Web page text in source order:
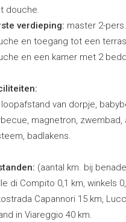
douche.
verdieping: master 2-
en toegang tot een
en een kamer met 2
loopafstand van dorpje,
magnetron, zwembad,
badlakens.
(aantal km. bij
di Compito 0,1 km, winkels
Capannori 15 km,
in Viareggio 40 km.